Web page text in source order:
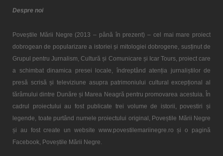
Despre noi
Poveștile Mării Negre (2013 – până în prezent) – cel mai mare proiect
dobrogean de popularizare a istoriei și mitologiei dobrogene, susținut de
Grupul pentru Jurnalism, Cultură și Comunicare și Icar Tours, proiect care
a schimbat dinamica presei locale, îndreptând atenția jurnaliștilor de
presă scrisă și televiziune asupra patrimoniului cultural excepțional al
tărâmului dintre Dunăre și Marea Neagră pentru promovarea acestuia. În
cadrul proiectului au fost publicate trei volume de istorii, povestiri și
legende, toate purtând numele proiectului original, Poveștile Mării Negre
și au fost create un website www.povestilemariinegre.ro și o pagină
Facebook, Poveștile Mării Negre.